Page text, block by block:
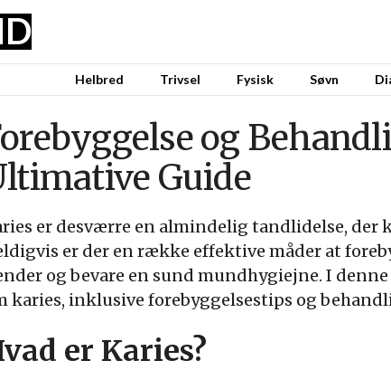
Helbred Trivsel Fysisk Søvn
og
Guide
er desværre en almindelig tandlidelse, der
er der en række effektive måder at
og bevare en sund mundhygiejne. I
karies, inklusive forebyggelsestips og
er Karies?